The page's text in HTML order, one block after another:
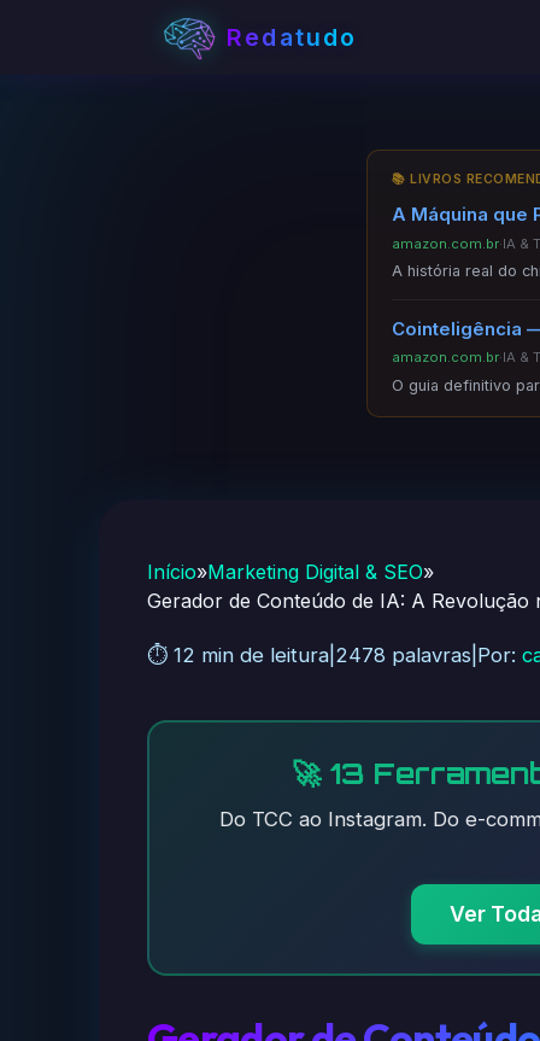
Redatudo
📚 LIVROS
A Máquina que
amazon.com.br·IA &
A história real do
Cointeligência
amazon.com.br·IA &
O guia definitivo
Início»Marketing Digital & SEO»
Gerador de Conteúdo de IA: A Revolução
⏱️ 12 min de leitura 2478 palavras Por:
🚀 13
Do TCC ao Instagram. Do e-
Ver